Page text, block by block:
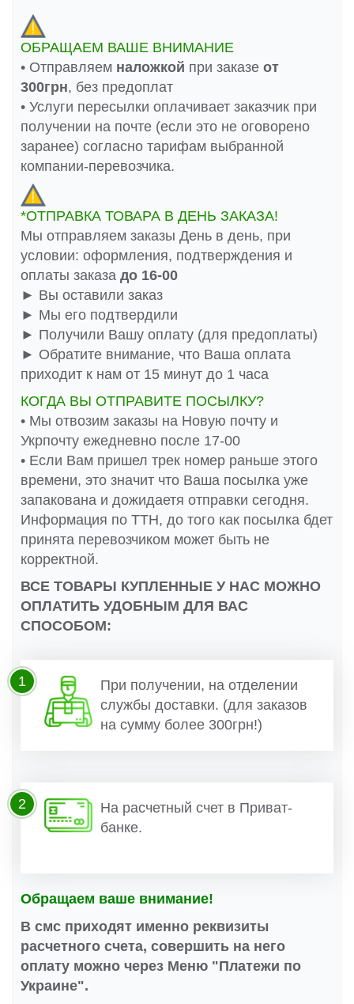
ОБРАЩАЕМ ВАШЕ ВНИМАНИЕ
• Отправляем наложкой при заказе от
300грн, без предоплат
• Услуги пересылки оплачивает заказчик при
получении на почте (если это не оговорено
заранее) согласно тарифам выбранной
компании-перевозчика.
*ОТПРАВКА ТОВАРА В ДЕНЬ ЗАКАЗА!
Мы отправляем заказы День в день, при
условии: оформления, подтверждения и
оплаты заказа до 16-00
► Вы оставили заказ
► Мы его подтвердили
► Получили Вашу оплату (для предоплаты)
► Обратите внимание, что Ваша оплата
приходит к нам от 15 минут до 1 часа
КОГДА ВЫ ОТПРАВИТЕ ПОСЫЛКУ?
• Мы отвозим заказы на Новую почту и
Укрпочту ежедневно после 17-00
• Если Вам пришел трек номер раньше этого
времени, это значит что Ваша посылка уже
запакована и дожидаетя отправки сегодня.
Информация по ТТН, до того как посылка бдет
принята перевозчиком может быть не
корректной.
ВСЕ ТОВАРЫ КУПЛЕННЫЕ У НАС МОЖНО
ОПЛАТИТЬ УДОБНЫМ ДЛЯ ВАС
СПОСОБОМ:
При получении, на отделении
службы доставки. (для заказов
на сумму более 300грн!)
1
На расчетный счет в Приват-
банке.
2
Обращаем ваше внимание!
В смс приходят именно реквизиты
расчетного счета, совершить на него
оплату можно через Меню "Платежи по
Украине".